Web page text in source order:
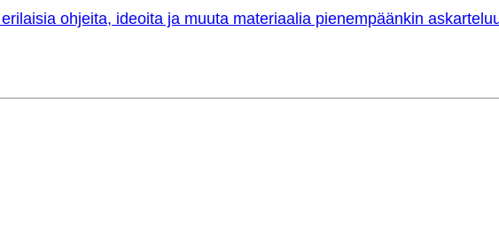
ohjeita, ideoita ja muuta materiaalia pienempäänkin